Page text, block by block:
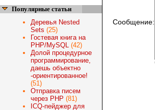
Популярные статьи
Деревья Nested
Sets (25)
Гостевая книга на
PHP/MySQL (42)
Долой процедурное
программирование,
даешь объектно
-ориентированное!
(51)
Отправка писем
через PHP (81)
ICQ-пейджер для
Сообщение: